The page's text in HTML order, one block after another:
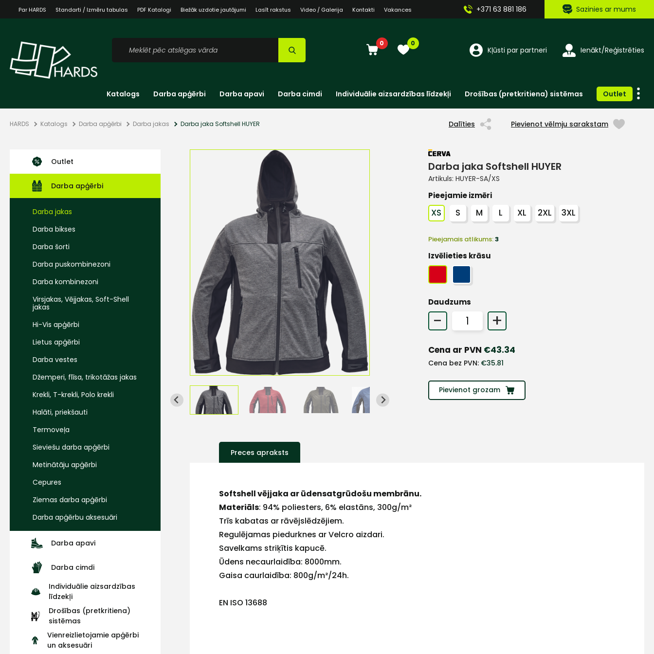
Par HARDS Standarti / Izmēru tabulas PDF Katalogi Biežāk uzdotie jautājumi Lasīt rakstus Video / Galerija Kontakti Vakances +371 63 881 186 Sazinies ar mums
0 0
Kļūsti par partneri Ienākt/Reģistrēties
Katalogs Darba apģērbi Darba apavi Darba cimdi Individuālie aizsardzības līdzekļi Drošības (pretkritiena) sistēmas Outlet
HARDS Katalogs Darba apģērbi Darba jakas Darba jaka Softshell HUYER Dalīties Pievienot vēlmju sarakstam
Outlet
Darba apģērbi
Darba jakas
Darba bikses
Darba šorti
Darba puskombinezoni
Darba kombinezoni
Virsjakas, Vējjakas, Soft-Shell
jakas
Hi-Vis apģērbi
Lietus apģērbi
Darba vestes
Džemperi, flīsa, trikotāžas jakas
Krekli, T-krekli, Polo krekli
Halāti, priekšauti
Termoveļa
Sieviešu darba apģērbi
Metinātāju apģērbi
Cepures
Ziemas darba apģērbi
Darba apģērbu aksesuāri
Darba apavi
Darba cimdi
Individuālie aizsardzības
līdzekļi
Drošības (pretkritiena)
sistēmas
Vienreizlietojamie apģērbi
un aksesuāri
Darba jaka Softshell HUYER
Artikuls: HUYER-SA/XS
Pieejamie izmēri
XS S M L XL 2XL 3XL
Pieejamais atlikums:3
Izvēlieties krāsu
Daudzums
- +
Cena ar PVN €43.34
Cena bez PVN: €35.81
Pievienot grozam
Preces apraksts
Softshell vējjaka ar ūdensatgrūdošu membrānu.
Materiāls: 94% poliesters, 6% elastāns, 300g/m²
Trīs kabatas ar rāvējslēdzējiem.
Regulējamas piedurknes ar Velcro aizdari.
Savelkams striķītis kapucē.
Ūdens necaurlaidība: 8000mm.
Gaisa caurlaidība: 800g/m²/24h.
EN ISO 13688
+